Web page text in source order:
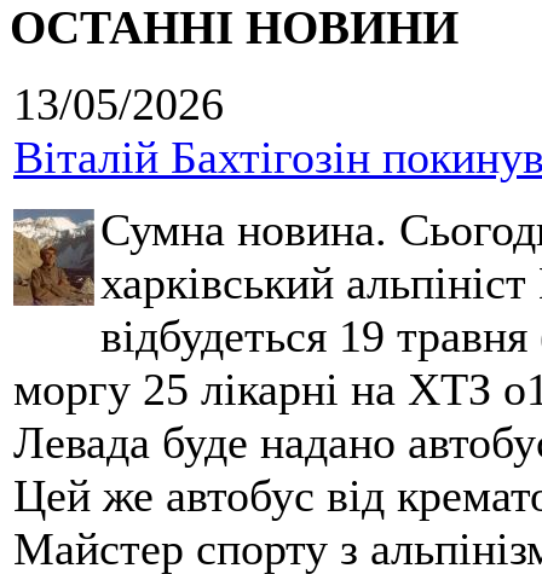
ОСТАННІ НОВИНИ
13/05/2026
Віталій Бахтігозін
Сумна новина.
харківський
відбудеться 19
моргу 25 лікарні на ХТЗ
Левада буде надано
Цей же автобус від
Майстер спорту з